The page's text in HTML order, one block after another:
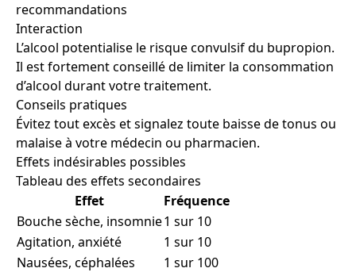
recommandations
Interaction
L’alcool potentialise le risque convulsif du bupropion.
Il est fortement conseillé de limiter la consommation
d’alcool durant votre traitement.
Conseils pratiques
Évitez tout excès et signalez toute baisse de tonus ou
malaise à votre médecin ou pharmacien.
Effets indésirables possibles
Tableau des effets secondaires
Effet
Fréquence
Bouche sèche, insomnie1 sur 10
Agitation, anxiété
1 sur 10
Nausées, céphalées
1 sur 100